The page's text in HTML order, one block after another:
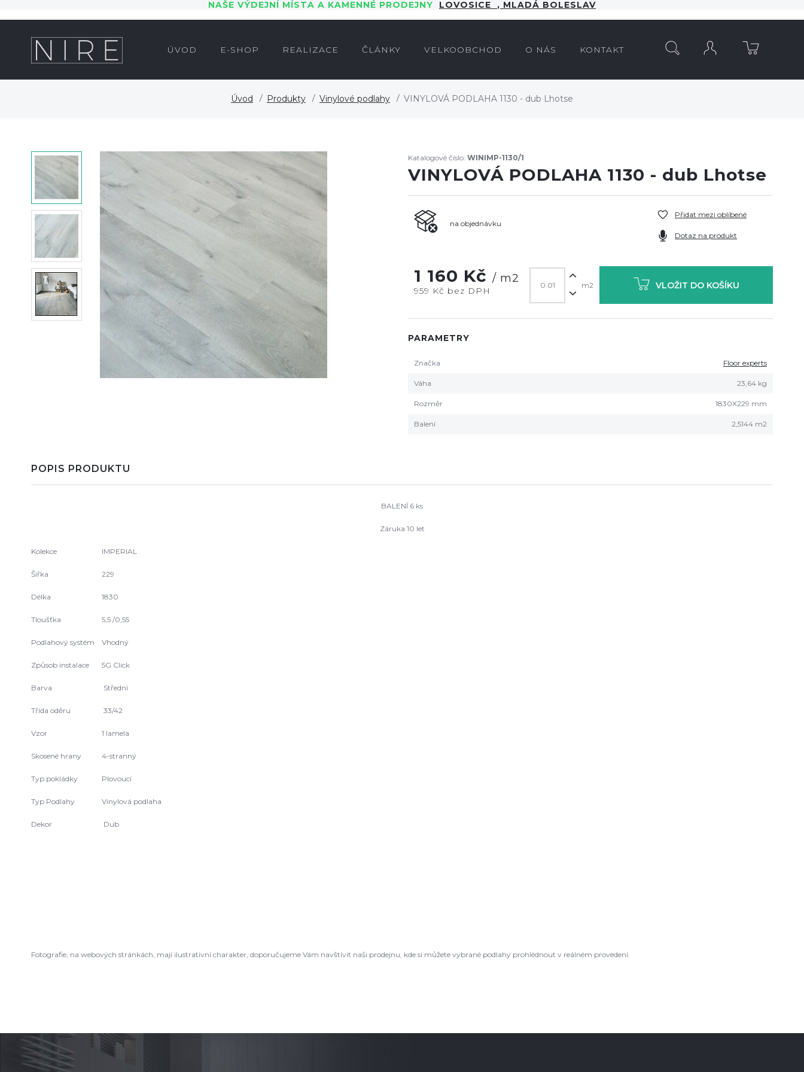
NAŠE VÝDEJNÍ MÍSTA A KAMENNÉ PRODEJNY LOVOSICE , MLADÁ BOLESLAV
ÚVOD E-SHOP REALIZACE ČLÁNKY VELKOOBCHOD O NÁS KONTAKT
Úvod Produkty Vinylové podlahy VINYLOVÁ PODLAHA 1130 - dub Lhotse
Katalogové číslo: WINIMP-1130/1
VINYLOVÁ PODLAHA 1130 - dub Lhotse
na objednávku
Přidat mezi oblíbené
Dotaz na produkt
1 160 Kč / m2
959 Kč bez DPH
m2 VLOŽIT DO KOŠÍKU
PARAMETRY
Značka Floor experts
Váha 23,64 kg
Rozměr 1830X229 mm
Balení 2,5144 m2
POPIS PRODUKTU
BALENÍ 6 ks
Záruka 10 let
Kolekce IMPERIAL
Šířka 229
Délka 1830
Tloušťka 5,5 /0,55
Podlahový systém Vhodný
Způsob instalace 5G Click
Barva Střední
Třída oděru 33/42
Vzor 1 lamela
Skosené hrany 4-stranný
Typ pokládky Plovoucí
Typ Podlahy Vinylová podlaha
Dekor Dub
Fotografie, na webových stránkách, mají ilustrativní charakter, doporučujeme Vám navštívit naši prodejnu, kde si můžete vybrané podlahy prohlédnout v reálném provedení.